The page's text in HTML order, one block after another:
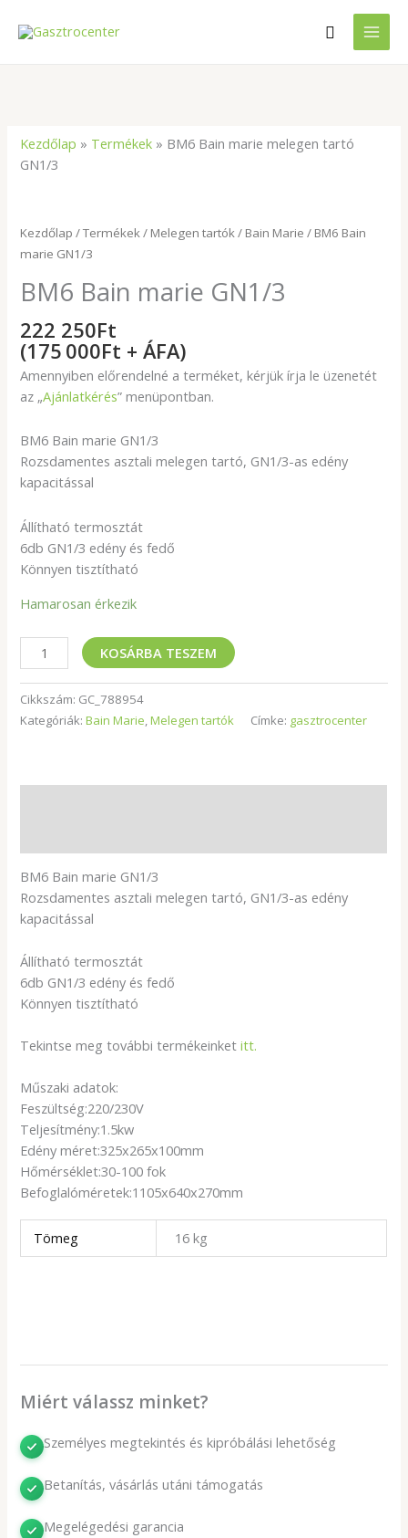
Search
Kezdőlap » Termékek » BM6 Bain marie melegen tartó
GN1/3
Kezdőlap /Termékek/ Melegen tartók/ Bain Marie / BM6 Bain
marie GN1/3
BM6 Bain marie GN1/3
222 250Ft
(175 000Ft + ÁFA)
Amennyiben előrendelné a terméket, kérjük írja le üzenetét
az „Ajánlatkérés” menüpontban.
BM6 Bain marie GN1/3
Rozsdamentes asztali melegen tartó, GN1/3-as edény
kapacitással
Állítható termosztát
6db GN1/3 edény és fedő
Könnyen tisztítható
Hamarosan érkezik
marie
GN1/3
KOSÁRBA TESZEM
Cikkszám: GC_788954
Kategóriák:Bain Marie,Melegen tartók Címke: gasztrocenter
BM6 Bain marie GN1/3
Rozsdamentes asztali melegen tartó, GN1/3-as edény
kapacitással
Állítható termosztát
6db GN1/3 edény és fedő
Könnyen tisztítható
Tekintse meg további termékeinketitt.
Műszaki adatok:
Feszültség:220/230V
Teljesítmény:1.5kw
Edény méret:325x265x100mm
Hőmérséklet:30-100 fok
Befoglalóméretek:1105x640x270mm
Tömeg 16 kg
Miért válassz minket?
Személyes megtekintés és kipróbálási lehetőség
Betanítás, vásárlás utáni támogatás
Megelégedési garancia